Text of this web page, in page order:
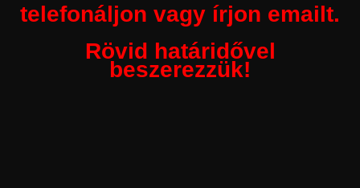
telefonáljon vagy írjon emailt.
Rövid határidővel
beszerezzük!